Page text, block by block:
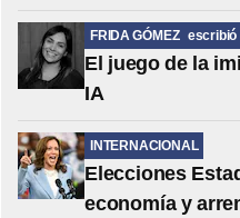
FRIDA GÓMEZ escribió
El juego de la
IA
INTERNACIONAL
Elecciones
economía y